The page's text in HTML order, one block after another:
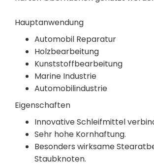
Hauptanwendung
Automobil Reparatur
Holzbearbeitung
Kunststoffbearbeitung
Marine Industrie
Automobilindustrie
Eigenschaften
Innovative Schleifmittel
Sehr hohe Kornhaftung.
Besonders wirksame
Staubknoten.